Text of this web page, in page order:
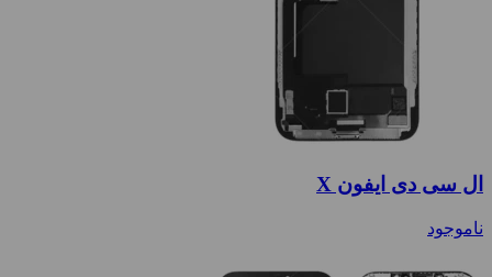
ال سی دی ایفون X
ناموجود